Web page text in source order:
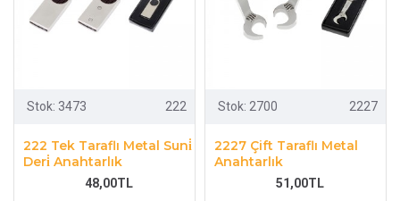
Stok: 3473 222
222 Tek Taraflı Metal Suni̇
Deri̇ Anahtarlık
48,00TL
Stok: 2700 2227
2227 Çift Taraflı Metal
Anahtarlık
51,00TL